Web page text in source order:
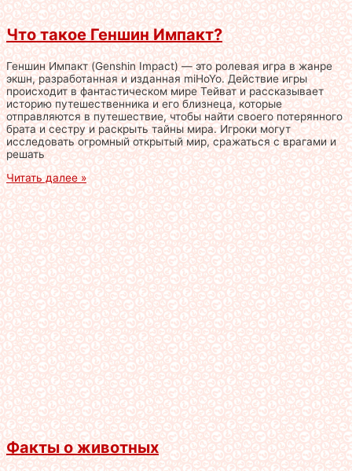
Что такое Геншин Импакт?
Геншин Импакт (Genshin Impact) — это ролевая игра в жанре
экшн, разработанная и изданная miHoYo. Действие игры
происходит в фантастическом мире Тейват и рассказывает
историю путешественника и его близнеца, которые
отправляются в путешествие, чтобы найти своего потерянного
брата и сестру и раскрыть тайны мира. Игроки могут
исследовать огромный открытый мир, сражаться с врагами и
решать
Читать далее »
Факты о животных